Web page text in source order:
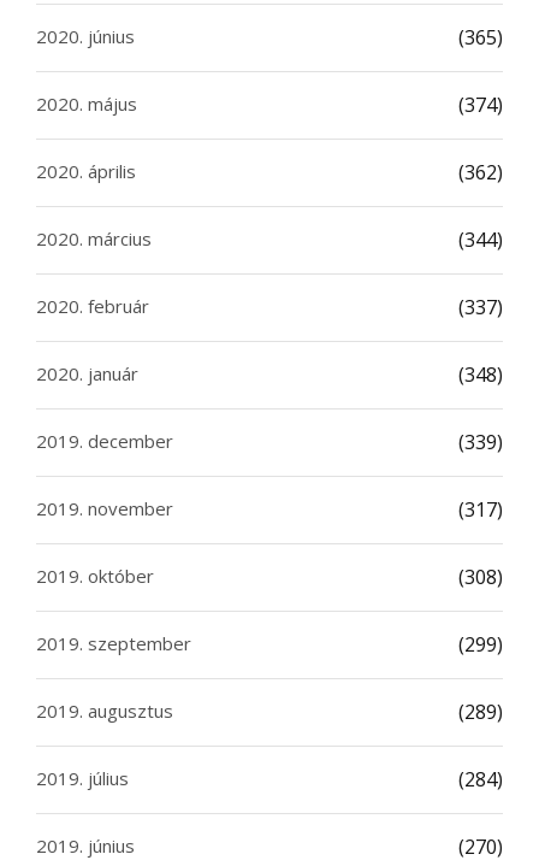
2020. június (365)
2020. május (374)
2020. április (362)
2020. március (344)
2020. február (337)
2020. január (348)
2019. december (339)
2019. november (317)
2019. október (308)
2019. szeptember (299)
2019. augusztus (289)
2019. július (284)
2019. június (270)